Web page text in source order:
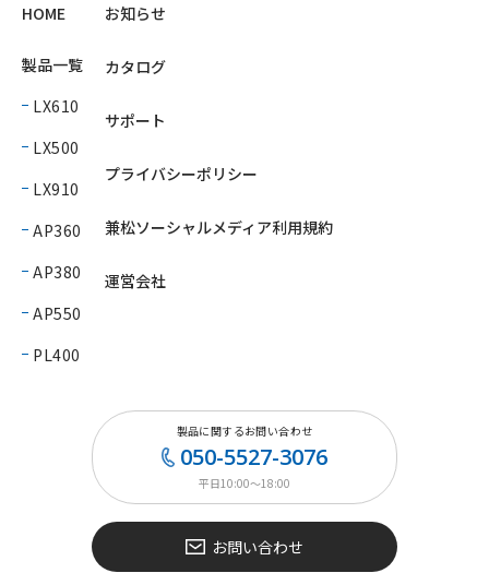
HOME
製品一覧
LX610
LX500
LX910
AP360
AP380
AP550
PL400
お知らせ
カタログ
サポート
プライバシーポリシー
兼松ソーシャルメディア利用規約
運営会社
製品に関するお問い合わせ
050-5527-3076
平日10:00〜18:00
お問い合わせ